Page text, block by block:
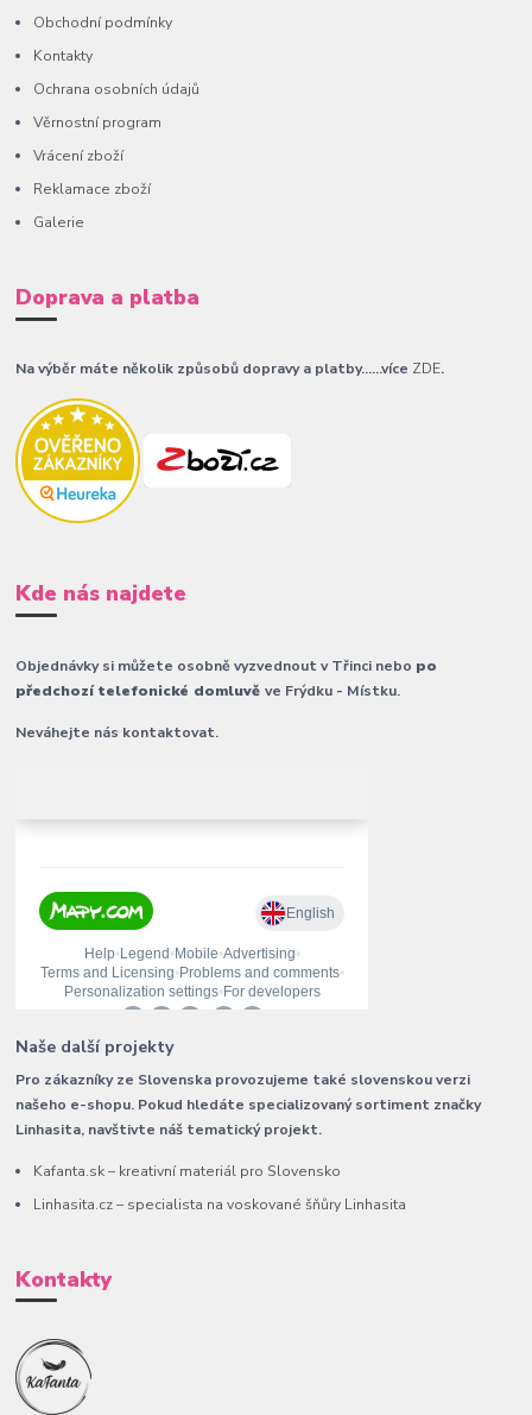
Obchodní podmínky
Kontakty
Ochrana osobních údajů
Věrnostní program
Vrácení zboží
Reklamace zboží
Galerie
Doprava a platba
Na výběr máte několik způsobů dopravy a platby......více ZDE.
Kde nás najdete
Objednávky si můžete osobně vyzvednout v Třinci nebo po
předchozí telefonické domluvěve Frýdku - Místku.
Neváhejte nás kontaktovat.
Naše další projekty
Pro zákazníky ze Slovenska provozujeme také slovenskou verzi
našeho e-shopu. Pokud hledáte specializovaný sortiment značky
Linhasita, navštivte náš tematický projekt.
Kafanta.sk – kreativní materiál pro Slovensko
Linhasita.cz – specialista na voskované šňůry Linhasita
Kontakty